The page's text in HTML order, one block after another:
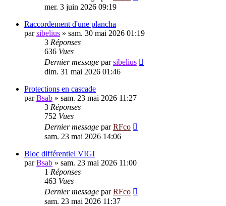
mer. 3 juin 2026 09:19
Raccordement d'une plancha
parsibelius » sam. 30 mai 2026 01:19
3 Réponses
636 Vues
Dernier message parsibelius
dim. 31 mai 2026 01:46
Protections en cascade
parBsab » sam. 23 mai 2026 11:27
3 Réponses
752 Vues
Dernier message parRFco
sam. 23 mai 2026 14:06
Bloc différentiel VIGI
parBsab » sam. 23 mai 2026 11:00
1 Réponses
463 Vues
Dernier message parRFco
sam. 23 mai 2026 11:37